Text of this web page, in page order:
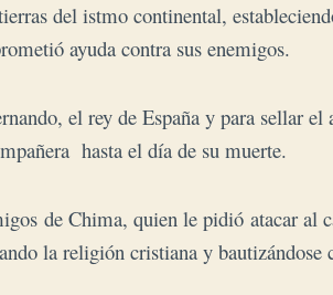
del istmo continental,
ayuda contra sus enemigos.
el rey de España y para sellar el
hasta el día de su muerte.
de Chima, quien le pidió atacar al
la religión cristiana y bautizándose